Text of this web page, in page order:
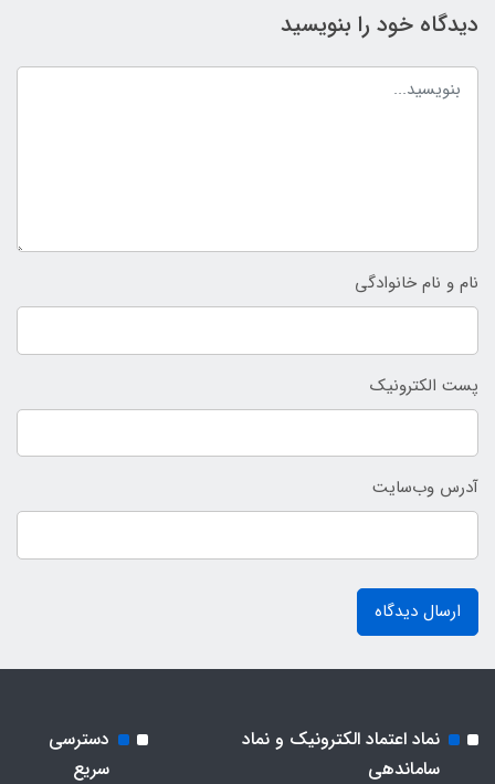
دیدگاه خود را بنویسید
نام و نام خانوادگی
پست الکترونیک
آدرس وب‌سایت
ارسال دیدگاه
نماد اعتماد الکترونیک و نماد
ساماندهی
دسترسی
سریع